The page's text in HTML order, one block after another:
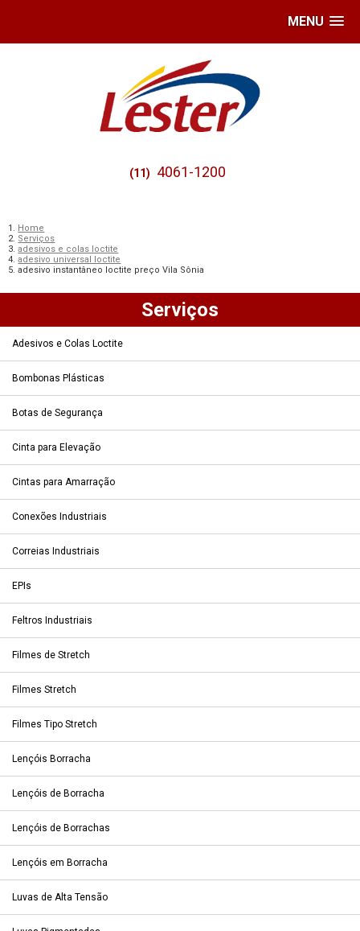
MENU
(11) 4061-1200
Home
Serviços
adesivos e colas loctite
adesivo universal loctite
adesivo instantâneo loctite preço Vila Sônia
Serviços
Adesivos e Colas Loctite
Bombonas Plásticas
Botas de Segurança
Cinta para Elevação
Cintas para Amarração
Conexões Industriais
Correias Industriais
EPIs
Feltros Industriais
Filmes de Stretch
Filmes Stretch
Filmes Tipo Stretch
Lençóis Borracha
Lençóis de Borracha
Lençóis de Borrachas
Lençóis em Borracha
Luvas de Alta Tensão